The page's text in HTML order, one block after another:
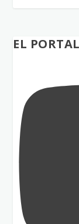
EL